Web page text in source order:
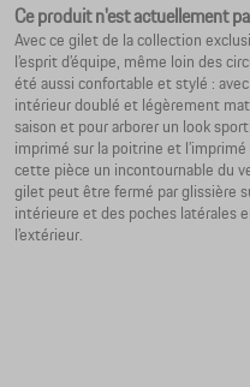
Gilet Penske - Motorsport - S
Gilet Penske - Motorsport - XS
Ce produit n'est actuellement
Avec ce gilet de la collection
l’esprit d’équipe, même loin des
été aussi confortable et stylé :
intérieur doublé et légèrement
saison et pour arborer un look
imprimé sur la poitrine et
cette pièce un incontournable du
gilet peut être fermé par glissière
intérieure et des poches latérales
l’extérieur.